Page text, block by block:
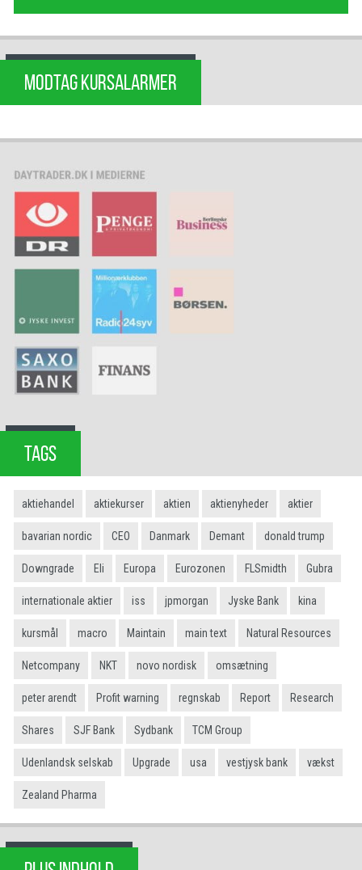
MODTAG KURSALARMER
TAGS
aktiehandel aktiekurser aktien aktienyheder aktier
bavarian nordic CEO Danmark Demant donald trump
Downgrade Eli Europa Eurozonen FLSmidth Gubra
internationale aktier iss jpmorgan Jyske Bank kina
kursmål macro Maintain main text Natural Resources
Netcompany NKT novo nordisk omsætning
peter arendt Profit warning regnskab Report Research
Shares SJF Bank Sydbank TCM Group
Udenlandsk selskab Upgrade usa vestjysk bank vækst
Zealand Pharma